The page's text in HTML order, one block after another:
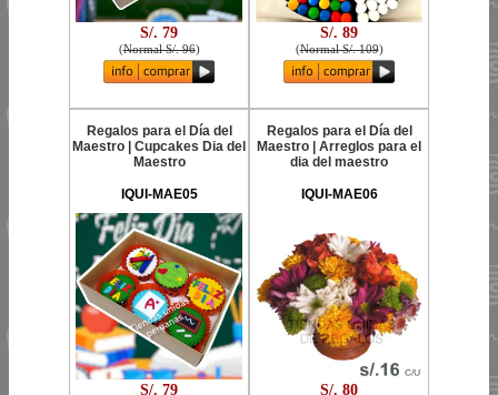
S/. 79
(Normal S/. 96)
S/. 89
(Normal S/. 109)
Regalos para el Día del
Maestro | Cupcakes Dia del
Maestro
IQUI-MAE05
S/. 79
Regalos para el Día del
Maestro | Arreglos para el
dia del maestro
IQUI-MAE06
S/. 80